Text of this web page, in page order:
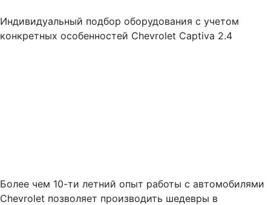
Индивидуальный подбор оборудования с учетом
конкретных особенностей Chevrolet Captiva 2.4
Более чем 10-ти летний опыт работы с автомобилями
Chevrolet позволяет производить шедевры в